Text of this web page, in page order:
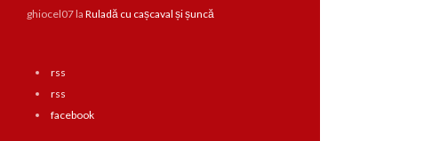
ghiocel07la Ruladă cu cașcaval și șuncă
rss
rss
facebook